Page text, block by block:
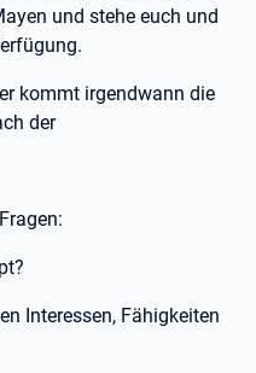
und stehe euch und
kommt irgendwann die
der
Interessen, Fähigkeiten